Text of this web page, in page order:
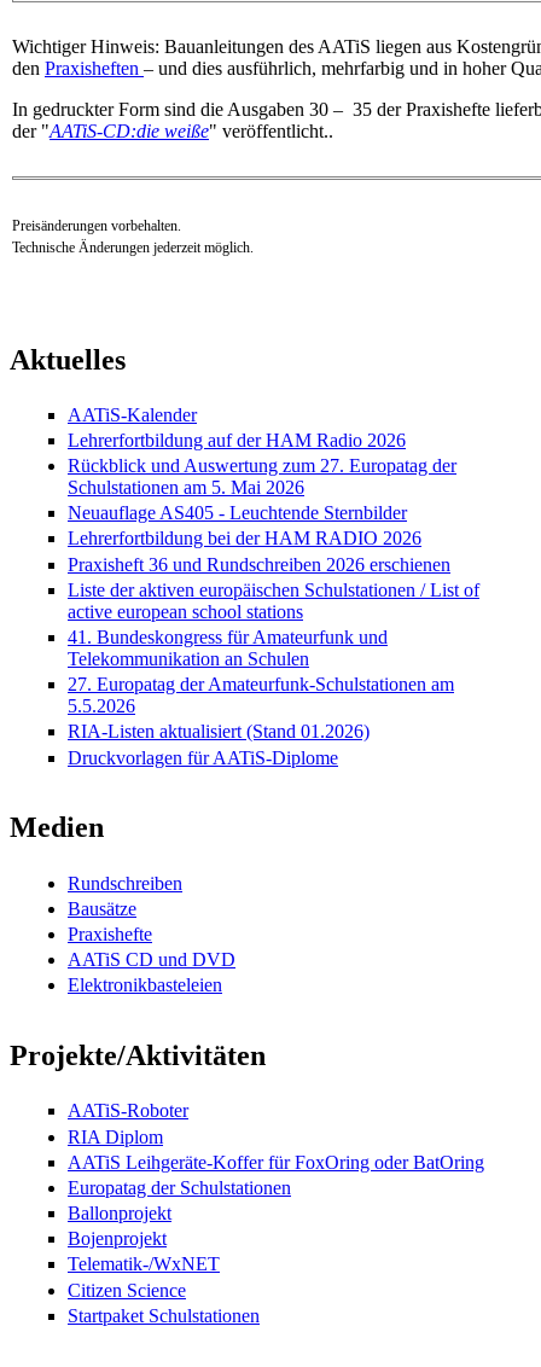
Wichtiger Hinweis: Bauanleitungen des AATiS liegen aus
den Praxisheften – und dies ausführlich, mehrfarbig und in hoher
In gedruckter Form sind die Ausgaben 30 – 35 der Praxishefte
der "AATiS-CD:die weiße" veröffentlicht..
Preisänderungen vorbehalten.
Technische Änderungen jederzeit möglich.
Aktuelles
AATiS-Kalender
Lehrerfortbildung auf der HAM Radio 2026
Rückblick und Auswertung zum 27. Europatag der
Schulstationen am 5. Mai 2026
Neuauflage AS405 - Leuchtende Sternbilder
Lehrerfortbildung bei der HAM RADIO 2026
Praxisheft 36 und Rundschreiben 2026 erschienen
Liste der aktiven europäischen Schulstationen / List of
active european school stations
41. Bundeskongress für Amateurfunk und
Telekommunikation an Schulen
27. Europatag der Amateurfunk-Schulstationen am
5.5.2026
RIA-Listen aktualisiert (Stand 01.2026)
Druckvorlagen für AATiS-Diplome
Medien
Rundschreiben
Bausätze
Praxishefte
AATiS CD und DVD
Elektronikbasteleien
Projekte/Aktivitäten
AATiS-Roboter
RIA Diplom
AATiS Leihgeräte-Koffer für FoxOring oder BatOring
Europatag der Schulstationen
Ballonprojekt
Bojenprojekt
Telematik-/WxNET
Citizen Science
Startpaket Schulstationen